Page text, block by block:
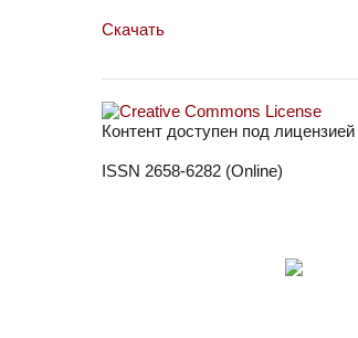
Скачать
Контент доступен под лицензией
ISSN 2658-6282 (Online)